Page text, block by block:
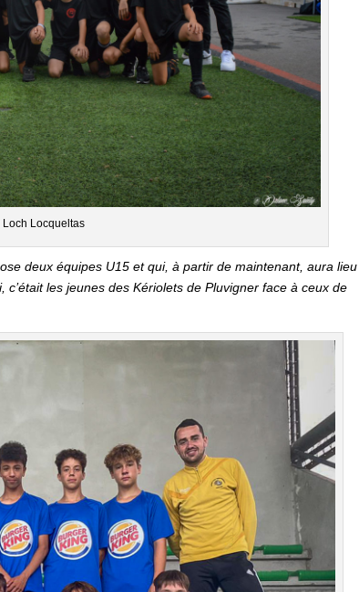
Loch Locqueltas
deux équipes U15 et qui, à partir de maintenant, aura lieu
les jeunes des Kériolets de Pluvigner face à ceux de